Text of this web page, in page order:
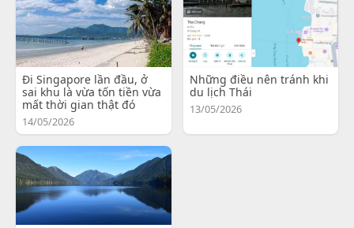
Đi Singapore lần đầu, ở
sai khu là vừa tốn tiền vừa
mất thời gian thật đó
14/05/2026
Những điều nên tránh khi
du lịch Thái
13/05/2026